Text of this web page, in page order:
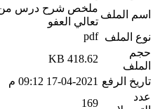
اسم الملف
ملخص شرح درس من
تعالي العفو
نوع الملف pdf
حجم
الملف
418.62 KB
تاريخ الرفع 17-04-2021 09:12 م
عدد
169